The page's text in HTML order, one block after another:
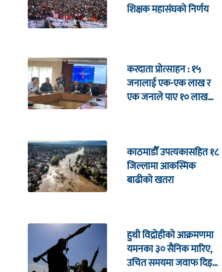
शिक्षक महासंघको निर्णय
करदाता प्रोत्साहन : १५
जनालाई एक-एक लाख र
एक जनाले पाए १० लाख
काठमाडौँ उपत्यकासहित १८
जिल्लामा आकस्मिक
बाढीको खतरा
हुथी विद्रोहीको आक्रमणमा
यमनका ३० सैनिक मारिए,
उचित समयमा जवाफ दिइने